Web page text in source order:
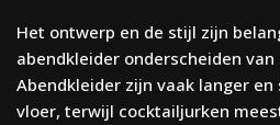
Het ontwerp en de stijl zijn
abendkleider onderscheiden
Abendkleider zijn vaak langer
vloer, terwijl cocktailjurken